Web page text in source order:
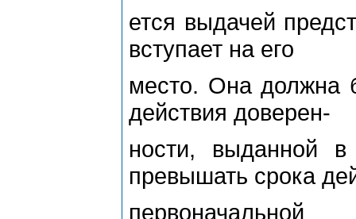
ется выдачей
вступает на его
место. Она должна
действия доверен-
ности, выданной
превышать срока